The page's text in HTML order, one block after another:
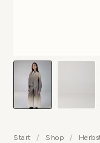
Start / Shop /